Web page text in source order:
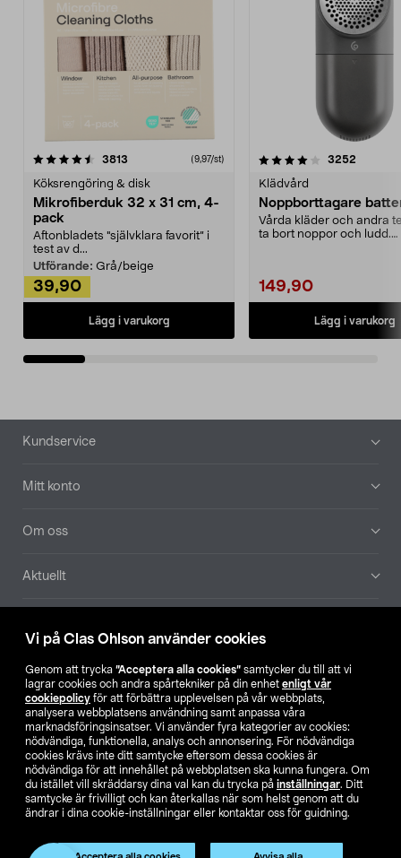
Vi på Clas Ohlson använder cookies
Genom att trycka ”Acceptera alla cookies” samtycker du till att vi
lagrar cookies och andra spårtekniker på din enhet enligt vår
cookiepolicy för att förbättra upplevelsen på vår webbplats,
analysera webbplatsens användning samt anpassa våra
marknadsföringsinsatser. Vi använder fyra kategorier av cookies:
nödvändiga, funktionella, analys och annonsering. För nödvändiga
cookies krävs inte ditt samtycke eftersom dessa cookies är
nödvändiga för att innehållet på webbplatsen ska kunna fungera. Om
du istället vill skräddarsy dina val kan du trycka på inställningar. Ditt
samtycke är frivilligt och kan återkallas när som helst genom att du
ändrar i dina cookie-inställningar eller kontaktar oss för guidning.
Produkten har utgått
3813 (9,97/st)
Köksrengöring & disk
Mikrofiberduk 32 x 31 cm, 4-
pack
Aftonbladets "självklara favorit” i
test av d...
Utförande: Grå/beige
39,90
Lägg i varukorg
4.0av 5 stjärnor 3252
Klädvård
Noppborttagare
Vårda kläder och andra
ta bort noppor och ludd.
149,90
Lägg i varukorg
4.5av 5 stjärnor
Sidfot
Kundservice
Mitt konto
Om oss
Aktuellt
Hitta butik
SE NO FI
Ändra till priser exklusive moms